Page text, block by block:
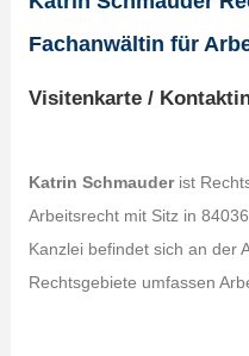
Fachanwältin für
Visitenkarte /
Katrin Schmauderist
Arbeitsrecht mit Sitz in
Kanzlei befindet sich an der
Rechtsgebiete umfassen